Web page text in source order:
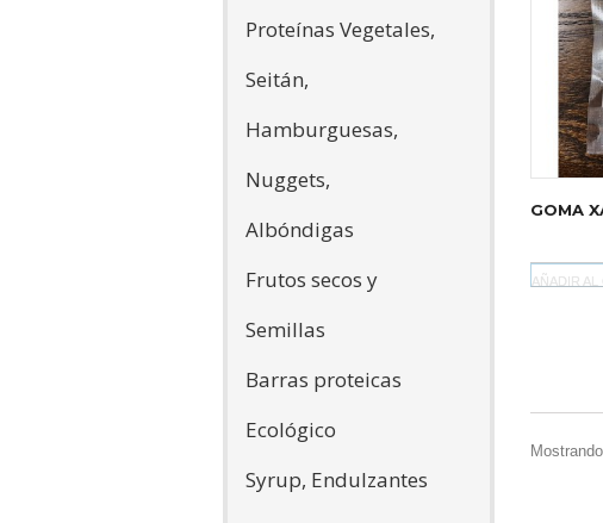
Proteínas Vegetales,
Seitán,
Hamburguesas,
Nuggets,
Albóndigas
Frutos secos y
Semillas
Barras proteicas
Ecológico
Syrup, Endulzantes
GOMA
AÑADIR AL